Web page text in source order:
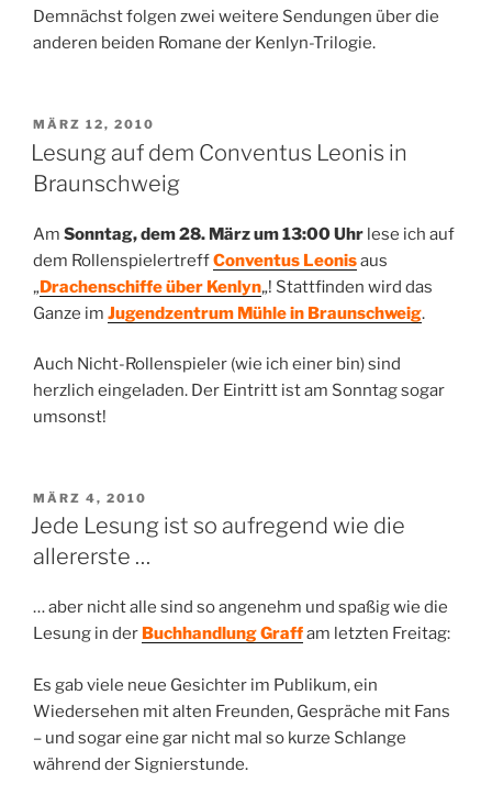
Demnächst folgen zwei weitere Sendungen über die
anderen beiden Romane der Kenlyn-Trilogie.
VERÖFFENTLICHT
AM
MÄRZ 12, 2010
Lesung auf dem Conventus Leonis in
Braunschweig
Am Sonntag, dem 28. März um 13:00 Uhr lese ich auf
dem RollenspielertreffConventus Leonisaus
„Drachenschiffe über Kenlyn„! Stattfinden wird das
Ganze im Jugendzentrum Mühle in Braunschweig.
Auch Nicht-Rollenspieler (wie ich einer bin) sind
herzlich eingeladen. Der Eintritt ist am Sonntag sogar
umsonst!
VERÖFFENTLICHT
AM
MÄRZ 4, 2010
Jede Lesung ist so aufregend wie die
allererste …
… aber nicht alle sind so angenehm und spaßig wie die
Lesung in der Buchhandlung Graffam letzten Freitag:
Es gab viele neue Gesichter im Publikum, ein
Wiedersehen mit alten Freunden, Gespräche mit Fans
– und sogar eine gar nicht mal so kurze Schlange
während der Signierstunde.